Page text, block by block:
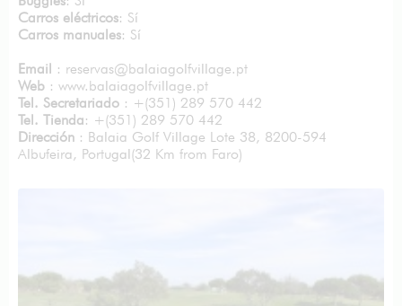
Carros eléctricos: Sí
Carros manuales: Sí
Email : reservas@balaiagolfvillage.pt
Web : www.balaiagolfvillage.pt
Tel. Secretariado : +(351) 289 570 442
Tel. Tienda: +(351) 289 570 442
Dirección : Balaia Golf Village Lote 38, 8200-594
Albufeira, Portugal(32 Km from Faro)